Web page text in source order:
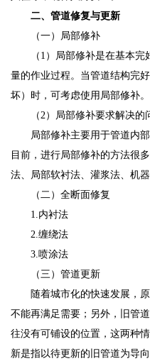
二、管道修复与更新
（一）局部修补
（1）局部修补是在基本完
量的作业过程。当管道结构完
坏）时，可考虑使用局部修补。
（2）局部修补要求解决的
局部修补主要用于管道内部
目前，进行局部修补的方法很
法、局部软衬法、灌浆法、机器
（二）全断面修复
1.内衬法
2.缠绕法
3.喷涂法
（三）管道更新
随着城市化的快速发展，原
不能再满足需要；另外，旧管
往没有可铺设的位置，这两种
新是指以待更新的旧管道为导